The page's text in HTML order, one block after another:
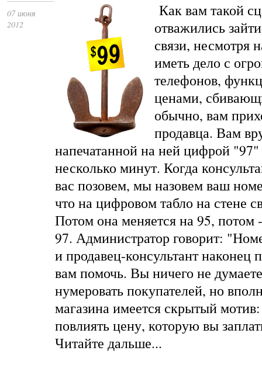
07 июня
2012
Как вам такой
отважились
связи, несмотря
иметь дело с
телефонов,
ценами,
обычно, вам
продавца. Вам
напечатанной на ней цифрой "97"
несколько минут. Когда
вас позовем, мы назовем ваш
что на цифровом табло на стене
Потом она меняется на 95, потом
97. Администратор говорит:
и продавец-консультант наконец
вам помочь. Вы ничего не
нумеровать покупателей, но
магазина имеется скрытый
повлиять цену, которую вы
Читайте дальше...